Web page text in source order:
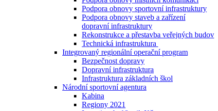
Podpora obnovy sportovní infrastruktury
Podpora obnovy staveb a zařízení
dopravní infrastruktury
Rekonstrukce a přestavba veřejných budov
Technická infrastruktura
Integrovaný regionální operační program
Bezpečnost dopravy
Dopravní infrastruktura
Infrastruktura základních škol
Národní sportovní agentura
Kabina
Regiony 2021